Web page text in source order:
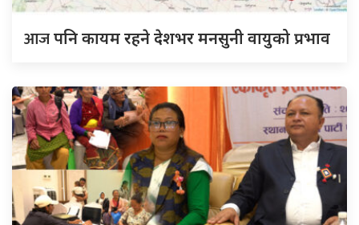
आजपनि कायम रहने देशभर मनसुनी वायुको प्रभाव